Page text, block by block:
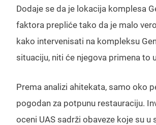
Dodaje se da je lokacija komplesa
faktora prepliće tako da je malo
kako intervenisati na kompleksu
situaciju, niti će njegova primena to
Prema analizi ahitekata, samo oko
pogodan za potpunu restauraciju.
oceni UAS sadrži obaveze koje su